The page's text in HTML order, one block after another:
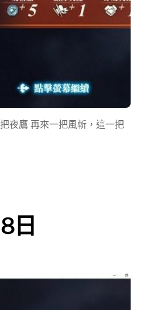
夜鷹 再來一把風斬，這一把
日